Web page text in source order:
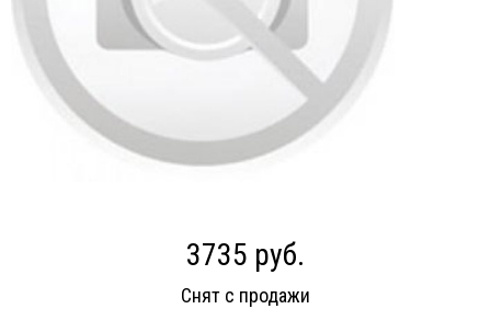
3735 руб.
Снят с продажи